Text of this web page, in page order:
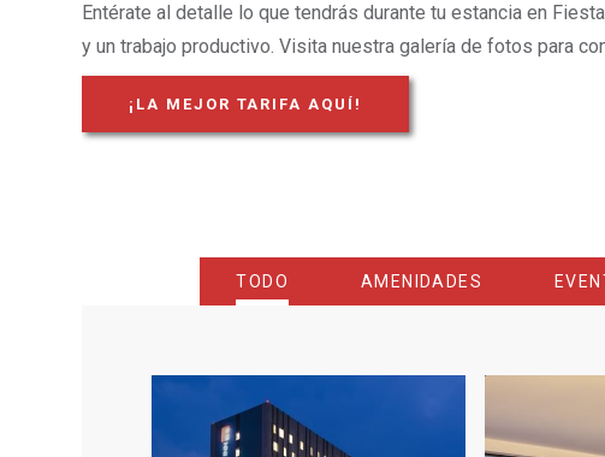
Entérate al detalle lo que tendrás durante tu estancia en
y un trabajo productivo. Visita nuestra galería de fotos para
¡LA MEJOR TARIFA AQUÍ!
OPENS IN A NEW TAB.
TODO AMENIDADES